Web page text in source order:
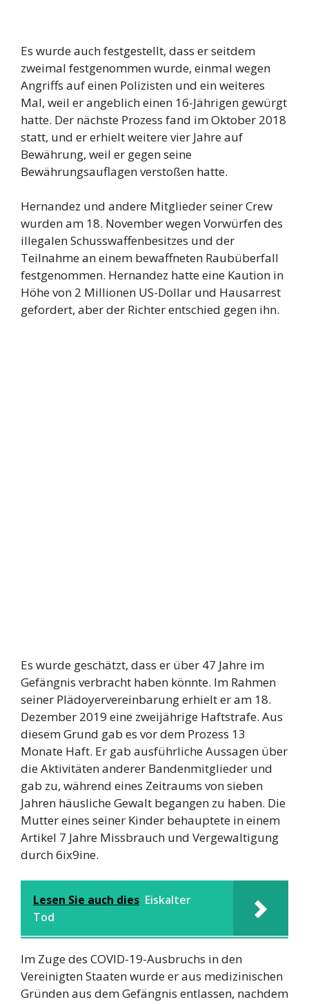
Es wurde auch festgestellt, dass er seitdem
zweimal festgenommen wurde, einmal wegen
Angriffs auf einen Polizisten und ein weiteres
Mal, weil er angeblich einen 16-Jährigen gewürgt
hatte. Der nächste Prozess fand im Oktober 2018
statt, und er erhielt weitere vier Jahre auf
Bewährung, weil er gegen seine
Bewährungsauflagen verstoßen hatte.
Hernandez und andere Mitglieder seiner Crew
wurden am 18. November wegen Vorwürfen des
illegalen Schusswaffenbesitzes und der
Teilnahme an einem bewaffneten Raubüberfall
festgenommen. Hernandez hatte eine Kaution in
Höhe von 2 Millionen US-Dollar und Hausarrest
gefordert, aber der Richter entschied gegen ihn.
Es wurde geschätzt, dass er über 47 Jahre im
Gefängnis verbracht haben könnte. Im Rahmen
seiner Plädoyervereinbarung erhielt er am 18.
Dezember 2019 eine zweijährige Haftstrafe. Aus
diesem Grund gab es vor dem Prozess 13
Monate Haft. Er gab ausführliche Aussagen über
die Aktivitäten anderer Bandenmitglieder und
gab zu, während eines Zeitraums von sieben
Jahren häusliche Gewalt begangen zu haben. Die
Mutter eines seiner Kinder behauptete in einem
Artikel 7 Jahre Missbrauch und Vergewaltigung
durch 6ix9ine.
Lesen Sie auch dies Eiskalter
Tod
Im Zuge des COVID-19-Ausbruchs in den
Vereinigten Staaten wurde er aus medizinischen
Gründen aus dem Gefängnis entlassen, nachdem